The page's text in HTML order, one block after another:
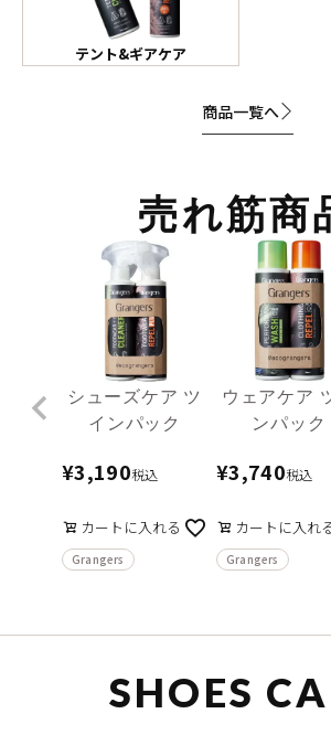
テント&ギアケア
商品一覧へ
売れ筋商
シューズケア ツ
インパック
Grangers
¥3,190税込
カートに入れる
ウェアケア
ンパック
Grangers
¥3,740税込
カートに入れ
SHOES